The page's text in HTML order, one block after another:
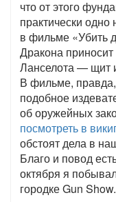
что от этого
практически
в фильме «Убить
Дракона
Ланселота — щит
В фильме,
подобное
об оружейных
посмотреть в
обстоят дела в
Благо и повод
октября я
городке Gun Show.